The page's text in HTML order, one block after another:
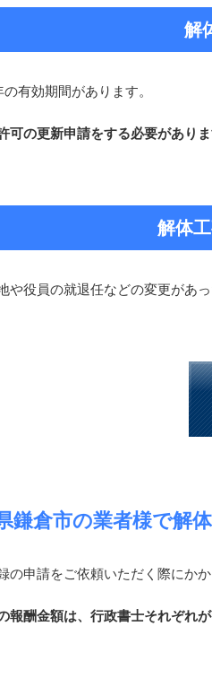
解
有効期間があります。
可の更新申請をする必要がありま
解体
や役員の就退任などの変更があ
鎌倉市の業者様で解
の申請をご依頼いただく際にか
報酬金額は、行政書士それぞれが